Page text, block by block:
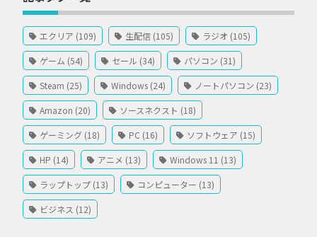
エクリア (109) 生配信 (105) ラジオ (105)
ゲーム (54) セール (34) パソコン (31)
Steam (25) Windows (24) ノートパソコン (23)
Amazon (20) ソースネクスト (18)
ゲーミング (18) PC (16) ソフトウェア (15)
HP (14) アニメ (13) Windows 11 (13)
ラップトップ (13) コンピューター (13)
ビジネス (12)